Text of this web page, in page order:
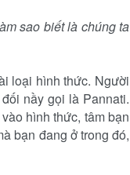
sao biết là chúng ta
loại hình thức. Người
nầy gọi là Pannati.
hình thức, tâm bạn
bạn đang ở trong đó,